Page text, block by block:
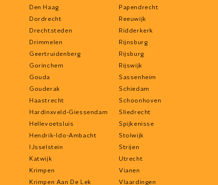
Den Haag
Dordrecht
Drechtsteden
Drimmelen
Geertruidenberg
Gorinchem
Gouda
Gouderak
Haastrecht
Hardinxveld-Giessendam
Hellevoetsluis
Hendrik-Ido-Ambacht
IJsselstein
Katwijk
Krimpen
Krimpen Aan De Lek
Papendrecht
Reeuwijk
Ridderkerk
Rijnsburg
Rijsburg
Rijswijk
Sassenheim
Schiedam
Schoonhoven
Sliedrecht
Spijkenisse
Stolwijk
Strijen
Utrecht
Vianen
Vlaardingen